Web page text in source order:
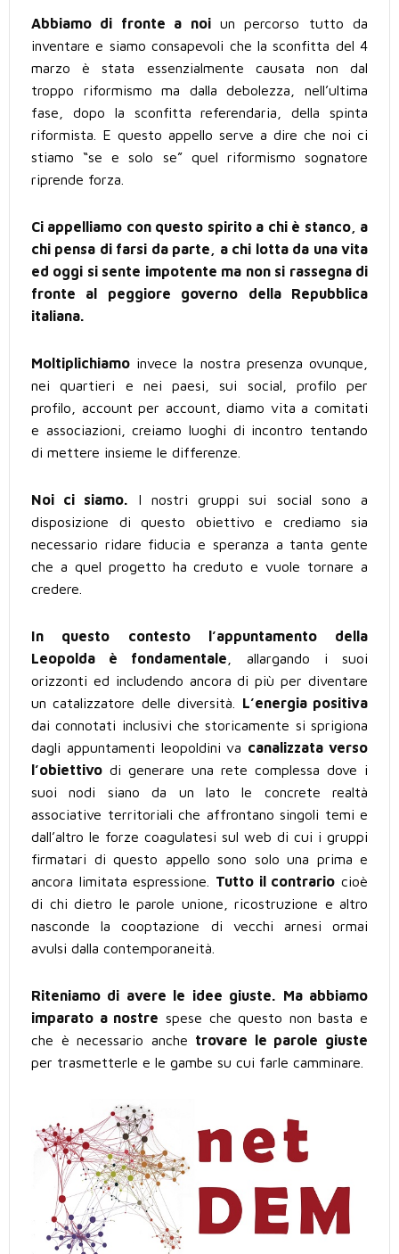
Abbiamo di fronte a noiun percorso tutto da
inventare e siamo consapevoli che la sconfitta del 4
marzo è stata essenzialmente causata non dal
troppo riformismo ma dalla debolezza, nell’ultima
fase, dopo la sconfitta referendaria, della spinta
riformista. E questo appello serve a dire che noi ci
stiamo “se e solo se” quel riformismo sognatore
riprende forza.
Ci appelliamo con questo spirito a chi è stanco, a
chi pensa di farsi da parte, a chi lotta da una vita
ed oggi si sente impotente ma non si rassegna di
fronte al peggiore governo della Repubblica
italiana.
Moltiplichiamo invece la nostra presenza ovunque,
nei quartieri e nei paesi, sui social, profilo per
profilo, account per account, diamo vita a comitati
e associazioni, creiamo luoghi di incontro tentando
di mettere insieme le differenze.
Noi ci siamo. I nostri gruppi sui social sono a
disposizione di questo obiettivo e crediamo sia
necessario ridare fiducia e speranza a tanta gente
che a quel progetto ha creduto e vuole tornare a
credere.
In questo contesto l’appuntamento della
Leopolda è fondamentale , allargando i suoi
orizzonti ed includendo ancora di più per diventare
un catalizzatore delle diversità. L’energia positiva
dai connotati inclusivi che storicamente si sprigiona
dagli appuntamenti leopoldini va canalizzata verso
l’obiettivo di generare una rete complessa dove i
suoi nodi siano da un lato le concrete realtà
associative territoriali che affrontano singoli temi e
dall’altro le forze coagulatesi sul web di cui i gruppi
firmatari di questo appello sono solo una prima e
ancora limitata espressione. Tutto il contrario cioè
di chi dietro le parole unione, ricostruzione e altro
nasconde la cooptazione di vecchi arnesi ormai
avulsi dalla contemporaneità.
Riteniamo di avere le idee giuste. Ma abbiamo
imparato a nostre spese che questo non basta e
che è necessario anche trovare le parole giuste
per trasmetterle e le gambe su cui farle camminare.